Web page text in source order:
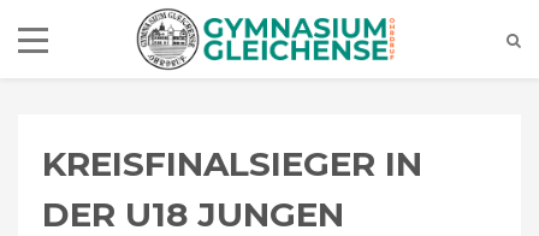
KREISFINALSIEGER IN
DER U18 JUNGEN